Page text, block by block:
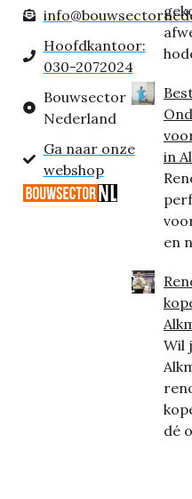
Hoofdkantoor:
030-2072024
Bouwsector
Nederland
Ga naar onze
webshop
in
en
Wil
dé